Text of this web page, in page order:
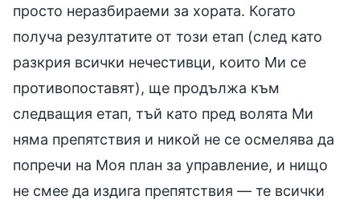
просто неразбираеми за хората. Когато
получа резултатите от този етап (след като
разкрия всички нечестивци, които Ми се
противопоставят), ще продължа към
следващия етап, тъй като пред волята Ми
няма препятствия и никой не се осмелява да
попречи на Моя план за управление, и нищо
не смее да издига препятствия — те всички